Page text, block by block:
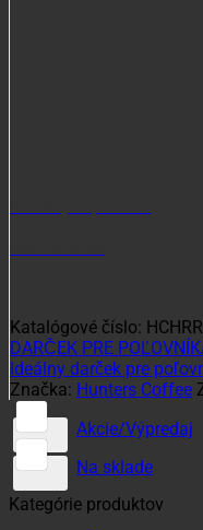
Katalógové číslo: HCHRR
DARČEK PRE
Ideálny darček pre
Značka: Hunters Coffee
Akcie/Výpredaj
Na sklade
Kategórie produktov